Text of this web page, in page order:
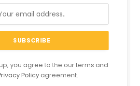
you agree to the our terms and
Policy agreement.